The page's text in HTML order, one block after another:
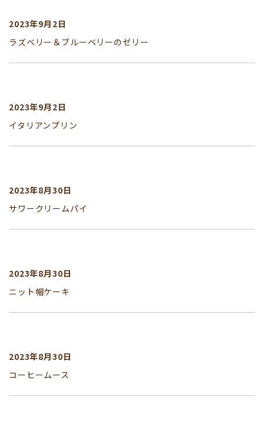
2023年9月2日
ラズベリー＆ブルーベリーのゼリー
2023年9月2日
イタリアンプリン
2023年8月30日
サワークリームパイ
2023年8月30日
ニット帽ケーキ
2023年8月30日
コーヒームース